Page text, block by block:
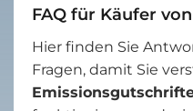
FAQ für Käufer
Hier finden Sie
Fragen, damit Sie